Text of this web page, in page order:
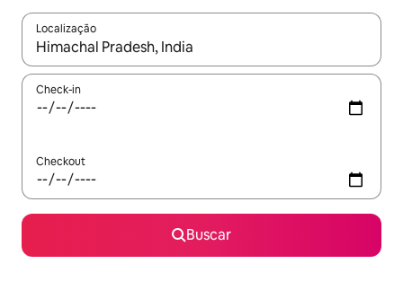
Localização
Quando os resultados estiverem disponíveis, explore-os
Check-in
Checkout
Buscar